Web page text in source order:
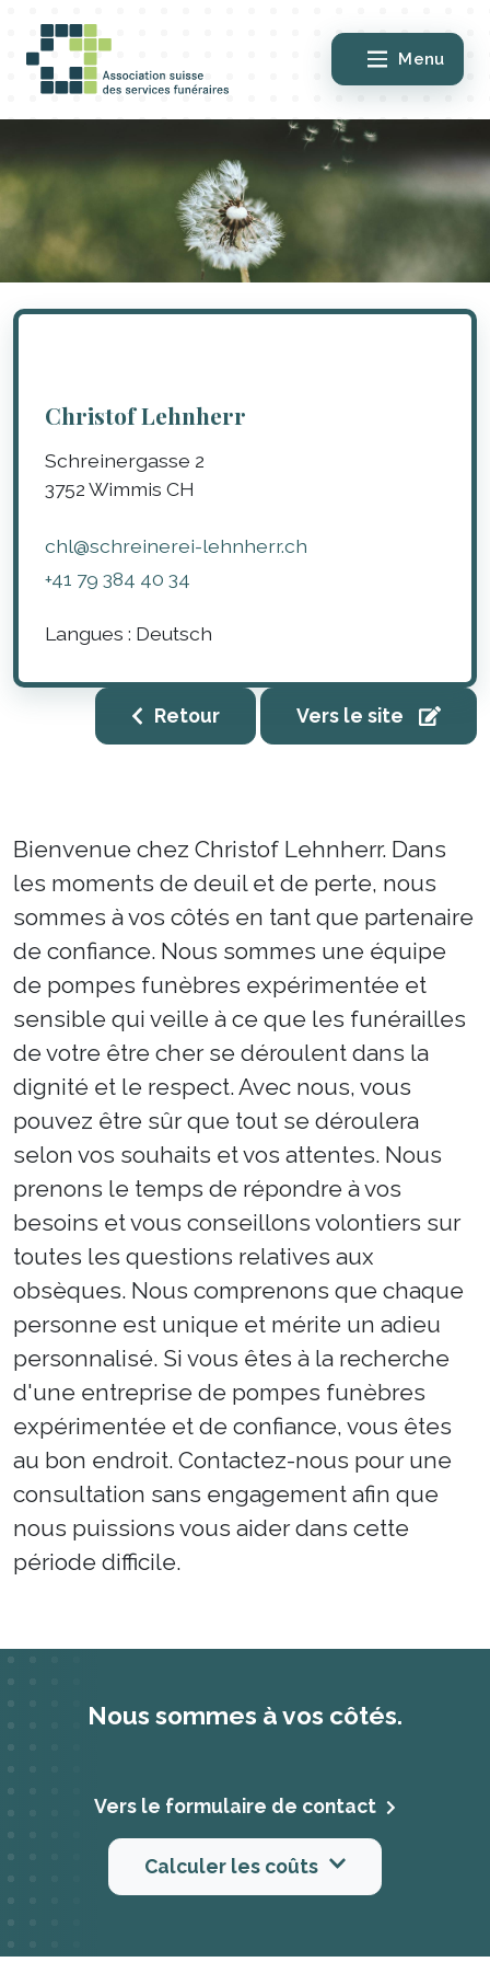
Menu
Christof Lehnherr
Schreinergasse 2
3752Wimmis CH
chl@schreinerei-lehnherr.ch
+41 79 384 40 34
Langues : Deutsch
Retour Vers le site
Bienvenue chez Christof Lehnherr. Dans
les moments de deuil et de perte, nous
sommes à vos côtés en tant que partenaire
de confiance. Nous sommes une équipe
de pompes funèbres expérimentée et
sensible qui veille à ce que les funérailles
de votre être cher se déroulent dans la
dignité et le respect. Avec nous, vous
pouvez être sûr que tout se déroulera
selon vos souhaits et vos attentes. Nous
prenons le temps de répondre à vos
besoins et vous conseillons volontiers sur
toutes les questions relatives aux
obsèques. Nous comprenons que chaque
personne est unique et mérite un adieu
personnalisé. Si vous êtes à la recherche
d'une entreprise de pompes funèbres
expérimentée et de confiance, vous êtes
au bon endroit. Contactez-nous pour une
consultation sans engagement afin que
nous puissions vous aider dans cette
période difficile.
Nous sommes à vos côtés.
Vers le formulaire de contact
Calculer les coûts